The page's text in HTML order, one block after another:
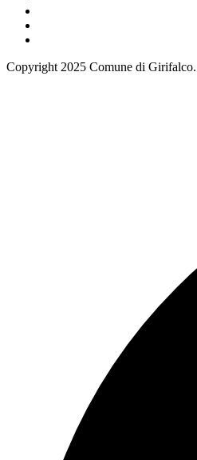
Copyright 2025 Comune di